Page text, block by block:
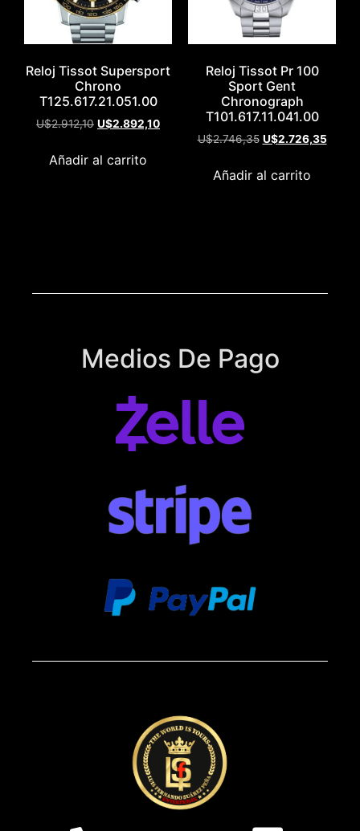
Reloj Tissot Supersport
Chrono
T125.617.21.051.00
U$2.912,10 U$2.892,10
Añadir al carrito
Reloj Tissot Pr 100
Sport Gent
Chronograph
T101.617.11.041.00
U$2.746,35 U$2.726,35
Añadir al carrito
Medios De Pago